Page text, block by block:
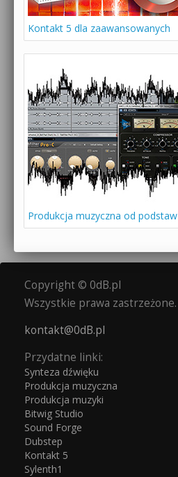
Kontakt 5 dla zaawansowanych
Produkcja muzyczna od podstaw
Copyright © 0dB.pl
Wszystkie prawa zastrzeżone.
kontakt@0dB.pl
Przydatne linki:
Synteza dźwięku
Produkcja muzyczna
Produkcja muzyki
Bitwig Studio
Sound Forge
Dubstep
Kontakt 5
Sylenth1